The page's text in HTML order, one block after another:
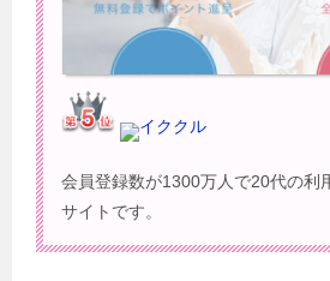
イククル
会員登録数が1300万人で20代の利
サイトです。